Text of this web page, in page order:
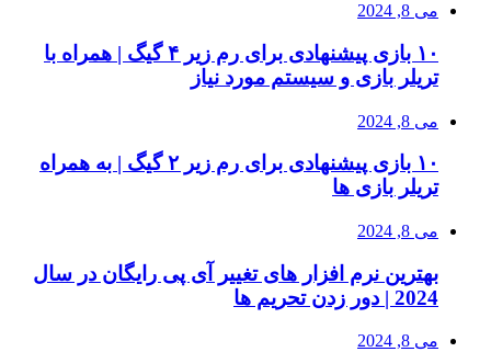
می 8, 2024
۱۰ بازی پیشنهادی برای رم زیر ۴ گیگ | همراه با
تریلر بازی و سیستم مورد نیاز
می 8, 2024
۱۰ بازی پیشنهادی برای رم زیر ۲ گیگ | به همراه
تریلر بازی ها
می 8, 2024
بهترین نرم افزار های تغییر آی پی رایگان در سال
2024 | دور زدن تحریم ها
می 8, 2024